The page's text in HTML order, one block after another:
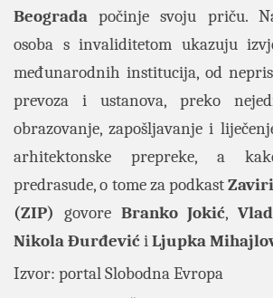
Beograda počinje svoju priču.
osoba s invaliditetom ukazuju
međunarodnih institucija, od
prevoza i ustanova, preko
obrazovanje, zapošljavanje i
arhitektonske prepreke, a
predrasude, o tome za podkast
(ZIP) govore Branko Jokić,
Nikola ĐurđevićiLjupka
Izvor: portalSlobodna Evropa